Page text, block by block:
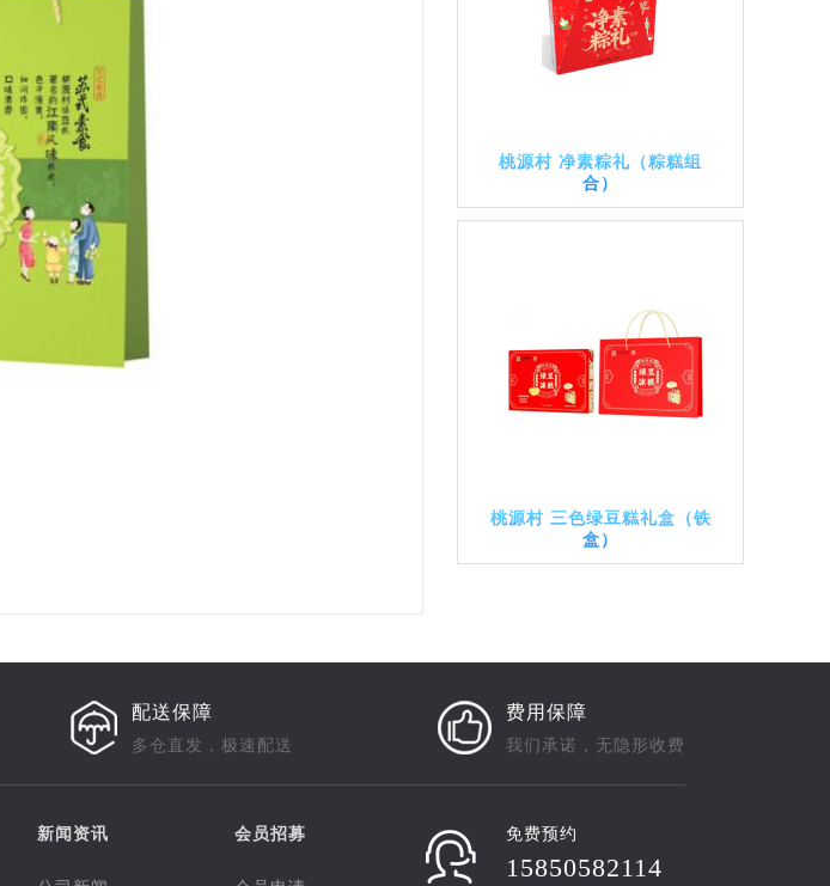
桃源村 净素粽礼（粽糕组
合）
桃源村 三色绿豆糕礼盒（铁
盒）
配送保障
多仓直发，极速配送
费用保障
我们承诺，无隐形收费
新闻资讯 会员招募 免费预约
15850582114